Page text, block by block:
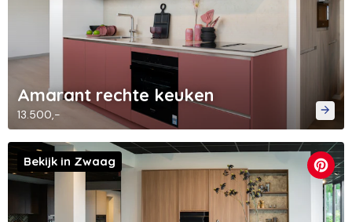
Amarant rechte keuken
13.500,-
Bekijk in Zwaag